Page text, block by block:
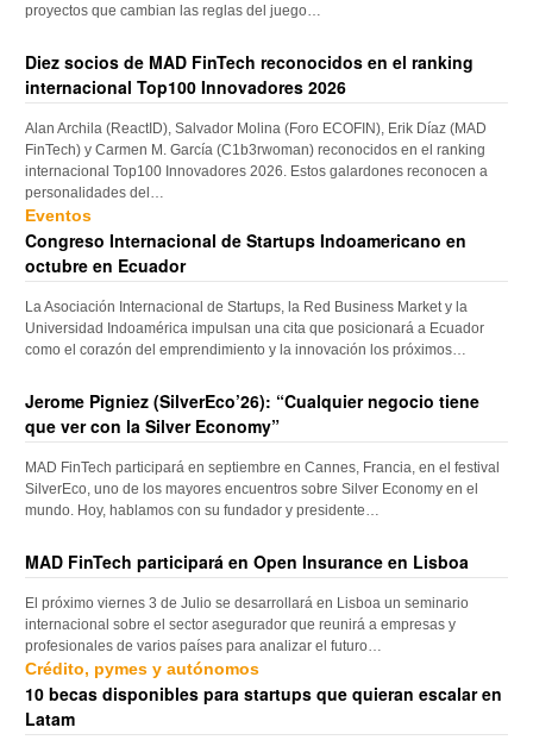
proyectos que cambian las reglas del juego…
Diez socios de MAD FinTech reconocidos en el ranking
internacional Top100 Innovadores 2026
Alan Archila (ReactID), Salvador Molina (Foro ECOFIN), Erik Díaz (MAD
FinTech) y Carmen M. García (C1b3rwoman) reconocidos en el ranking
internacional Top100 Innovadores 2026. Estos galardones reconocen a
personalidades del…
Eventos
Congreso Internacional de Startups Indoamericano en
octubre en Ecuador
La Asociación Internacional de Startups, la Red Business Market y la
Universidad Indoamérica impulsan una cita que posicionará a Ecuador
como el corazón del emprendimiento y la innovación los próximos…
Jerome Pigniez (SilverEco’26): “Cualquier negocio tiene
que ver con la Silver Economy”
MAD FinTech participará en septiembre en Cannes, Francia, en el festival
SilverEco, uno de los mayores encuentros sobre Silver Economy en el
mundo. Hoy, hablamos con su fundador y presidente…
MAD FinTech participará en Open Insurance en Lisboa
El próximo viernes 3 de Julio se desarrollará en Lisboa un seminario
internacional sobre el sector asegurador que reunirá a empresas y
profesionales de varios países para analizar el futuro…
Crédito, pymes y autónomos
10 becas disponibles para startups que quieran escalar en
Latam